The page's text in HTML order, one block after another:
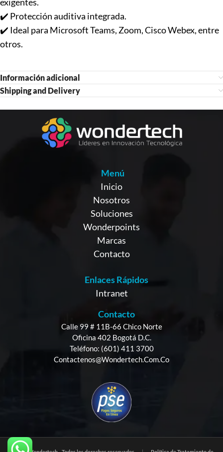
✔️ Protección auditiva integrada.
✔️ Ideal para Microsoft Teams, Zoom, Cisco Webex, entre
otros.
Información adicional
Shipping and Delivery
Menú
Inicio
Nosotros
Soluciones
Wonderpoints
Marcas
Contacto
Enlaces Rápidos
Intranet
Contacto
Calle 99 # 11B-66 Chico Norte
Oficina 402 Bogotá D.C.
Teléfono: (601) 411 3700
Contactenos@wondertech.com.co